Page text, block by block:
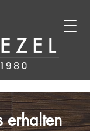
erhalten